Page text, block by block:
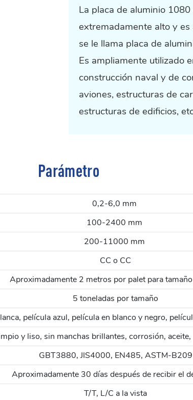
La placa de aluminio
extremadamente alto y
se le llama placa de
Es ampliamente utilizado
construcción naval y de
aviones, estructuras de
estructuras de edificios,
Parámetro
0,2-6,0 mm
100-2400 mm
200-11000 mm
CC o CC
Aproximadamente 2 metros por palet para
5 toneladas por tamaño
película azul, película en blanco y negro,
y liso, sin manchas brillantes, corrosión, aceite,
GBT3880, JIS4000, EN485, ASTM-B209
Aproximadamente 30 días después de recibir el
T/T, L/C a la vista